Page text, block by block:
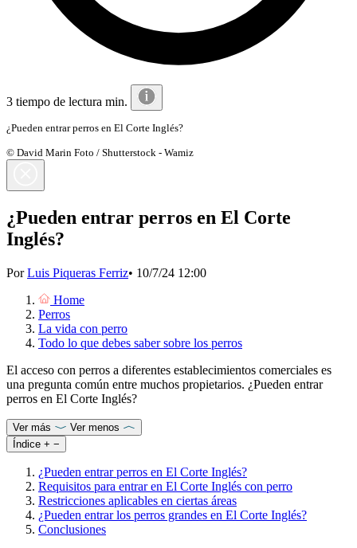
3 tiempo de lectura min.
¿Pueden entrar perros en El Corte Inglés?
© David Marin Foto / Shutterstock - Wamiz
¿Pueden entrar perros en El Corte
Inglés?
PorLuis Piqueras Ferriz• 10/7/24 12:00
Home
Perros
La vida con perro
Todo lo que debes saber sobre los perros
El acceso con perros a diferentes establecimientos comerciales es
una pregunta común entre muchos propietarios. ¿Pueden entrar
perros en El Corte Inglés?
Ver más
Ver menos
Índice + −
¿Pueden entrar perros en El Corte Inglés?
Requisitos para entrar en El Corte Inglés con perro
Restricciones aplicables en ciertas áreas
¿Pueden entrar los perros grandes en El Corte Inglés?
Conclusiones